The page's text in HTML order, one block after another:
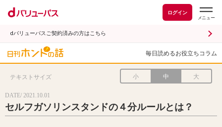
ログイン
dバリューパスご契約済みの方はこちら
毎日読めるお役立ちコラム
テキストサイズ 小 中 大
DATE/ 2021.10.01
セルフガソリンスタンドの４分ルールとは？